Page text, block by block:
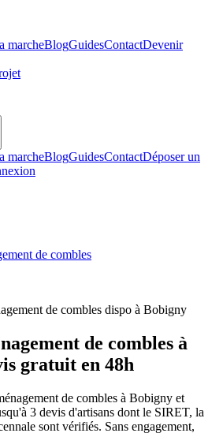
marcheBlogGuidesContactDevenir
marcheBlogGuidesContactDéposer un
de combles
de combles dispo à Bobigny
de combles à
gratuit en 48h
de combles à Bobigny et
3 devis d'artisans dont le SIRET, la
sont vérifiés. Sans engagement,